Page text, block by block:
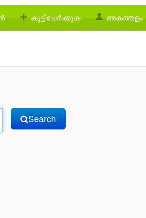
കൂട്ടിചേര്‍ക്കുക അകത്തളം
Search